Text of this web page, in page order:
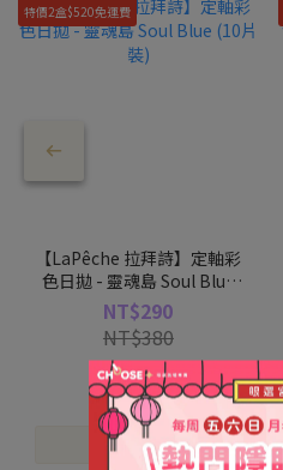
特價2盒$520免運費
【LaPêche 拉拜詩】定軸彩
色日拋 - 靈魂島 Soul Blue
(10片裝)
NT$290
NT$380